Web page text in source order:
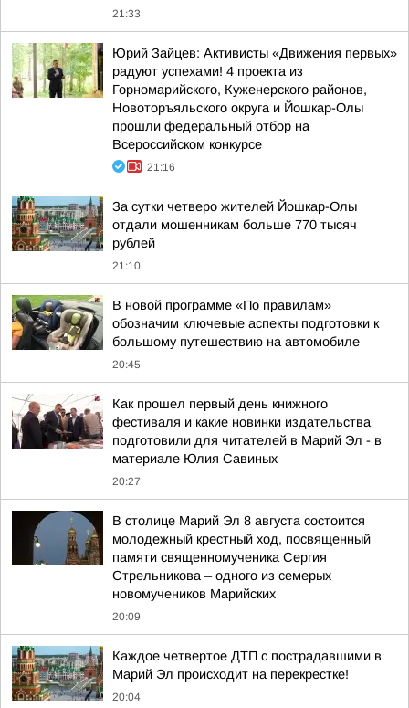
21:33
Юрий Зайцев: Активисты «Движения первых»
радуют успехами! 4 проекта из
Горномарийского, Куженерского районов,
Новоторъяльского округа и Йошкар-Олы
прошли федеральный отбор на
Всероссийском конкурсе
21:16
За сутки четверо жителей Йошкар-Олы
отдали мошенникам больше 770 тысяч
рублей
21:10
В новой программе «По правилам»
обозначим ключевые аспекты подготовки к
большому путешествию на автомобиле
20:45
Как прошел первый день книжного
фестиваля и какие новинки издательства
подготовили для читателей в Марий Эл - в
материале Юлия Савиных
20:27
В столице Марий Эл 8 августа состоится
молодежный крестный ход, посвященный
памяти священномученика Сергия
Стрельникова – одного из семерых
новомучеников Марийских
20:09
Каждое четвертое ДТП с пострадавшими в
Марий Эл происходит на перекрестке!
20:04